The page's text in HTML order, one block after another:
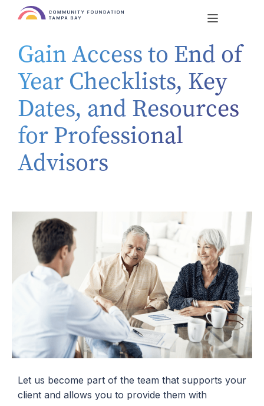
Gain Access to End of
Year Checklists, Key
Dates, and Resources
for Professional
Advisors
Let us become part of the team that supports your
client and allows you to provide them with